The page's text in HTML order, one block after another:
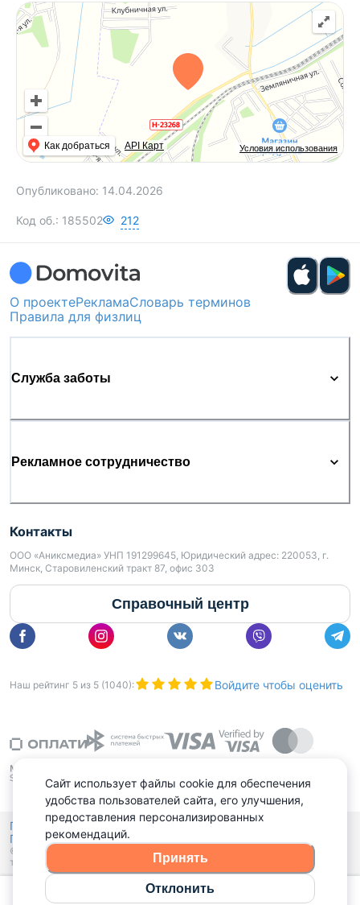
Условия использования
Как добраться API Карт
Опубликовано: 14.04.2026
Код об.: 185502 212
О проектеРекламаСловарь терминов
Правила для физлиц
Служба заботы
Рекламное сотрудничество
Контакты
ООО «Аниксмедиа» УНП 191299645, Юридический адрес: 220053, г.
Минск, Старовиленский тракт 87, офис 303
Справочный центр
Наш рейтинг 5 из 5 (1040): Войдите чтобы оценить
Политика конфиденциальности,
Политика обработки файлов куки и
© 2015 - 2026, Domovita.by. Копирование материалов допускается
только при наличии активной ссылки.
Сайт использует файлы cookie для обеспечения
удобства пользователей сайта, его улучшения,
предоставления персонализированных
рекомендаций.
Принять
Отклонить